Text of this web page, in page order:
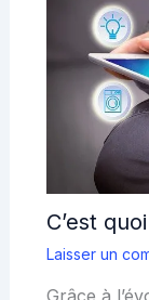
C’est
Laisser un
Grâce à